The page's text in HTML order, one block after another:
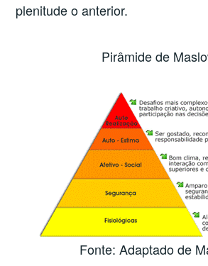
plenitude o anterior.
Pirâmide de
Fonte: Adaptado de